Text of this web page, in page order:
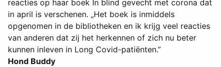
reacties op haar boek In blind gevecht met corona dat
in april is verschenen. „Het boek is inmiddels
opgenomen in de bibliotheken en ik krijg veel reacties
van anderen dat zij het herkennen of zich nu beter
kunnen inleven in Long Covid-patiënten.”
Hond Buddy